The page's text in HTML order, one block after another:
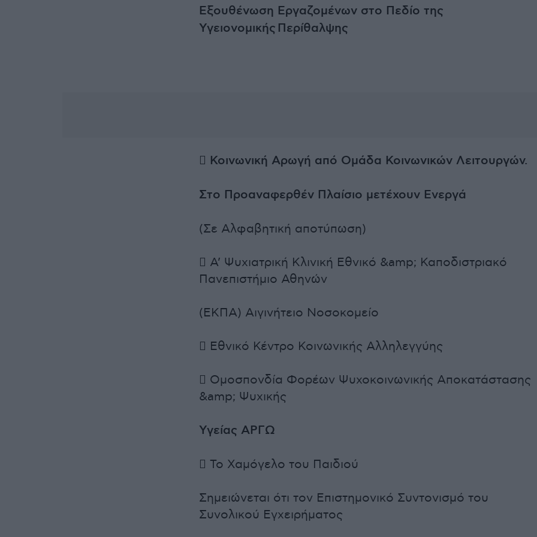
Εξουθένωση Εργαζομένων στο Πεδίο της
Υγειονομικής Περίθαλψης
 Κοινωνική Αρωγή από Ομάδα Κοινωνικών Λειτουργών.
Στο Προαναφερθέν Πλαίσιο μετέχουν Ενεργά
(Σε Αλφαβητική αποτύπωση)
 Α’ Ψυχιατρική Κλινική Εθνικό &amp; Καποδιστριακό
Πανεπιστήμιο Αθηνών
(ΕΚΠΑ) Αιγινήτειο Νοσοκομείο
 Εθνικό Κέντρο Κοινωνικής Αλληλεγγύης
 Ομοσπονδία Φορέων Ψυχοκοινωνικής Αποκατάστασης
&amp; Ψυχικής
Υγείας ΑΡΓΩ
 Το Χαμόγελο του Παιδιού
Σημειώνεται ότι τον Επιστημονικό Συντονισμό του
Συνολικού Εγχειρήματος